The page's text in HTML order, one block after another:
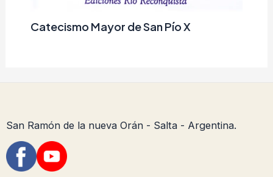
Catecismo Mayor de San Pío X
San Ramón de la nueva Orán - Salta - Argentina.